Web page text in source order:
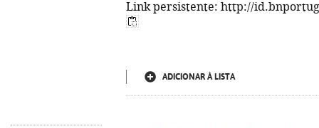
Link persistente: http://
ADICIONAR À LISTA